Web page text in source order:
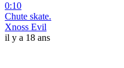
0:10
Chute skate.
Xnoss Evil
il y a 18 ans